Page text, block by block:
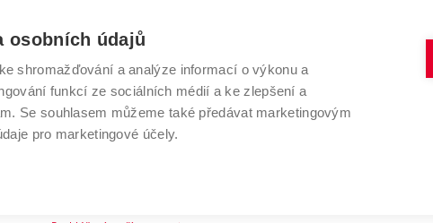
VYSOKÉ UČENÍ TECHNICKÉ V BRNĚ
Antonínská 548/1
602 00 Brno
www.vut.cz
osobních údajů
shromažďování a analýze informací o výkonu a
funkcí ze sociálních médií a ke zlepšení a
Se souhlasem můžeme také předávat marketingovým
pro marketingové účely.